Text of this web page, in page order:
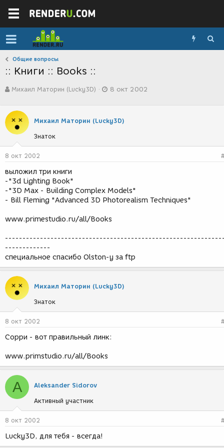
Общие вопросы
:: Книги :: Books ::
в
о
р
т
е
м
ы
Михаил Маторин (Lucky3D)
а
с
д
8 окт 2002
Михаил Маторин (Lucky3D)
Знаток
8 окт 2002
выложил три книги
-"3d Lighting Book"
-"3D Max - Building Complex Models"
- Bill Fleming "Advanced 3D Photorealism Techniques"
www.primestudio.ru/all/Books
-------------
специальное спасибо Olston-у за ftp
Михаил Маторин (Lucky3D)
Знаток
8 окт 2002
Сорри - вот правильный линк:
www.primstudio.ru/all/Books
A Aleksander Sidorov
Активный участник
8 окт 2002
Lucky3D, для тебя - всегда!